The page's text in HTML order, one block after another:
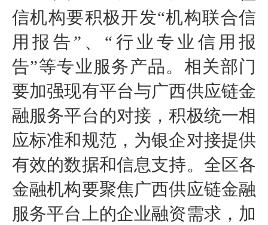
信机构要积极开发“机构联合信
用报告”、“行业专业信用报
告”等专业服务产品。相关部门
要加强现有平台与广西供应链金
融服务平台的对接，积极统一相
应标准和规范，为银企对接提供
有效的数据和信息支持。全区各
金融机构要聚焦广西供应链金融
服务平台上的企业融资需求，加